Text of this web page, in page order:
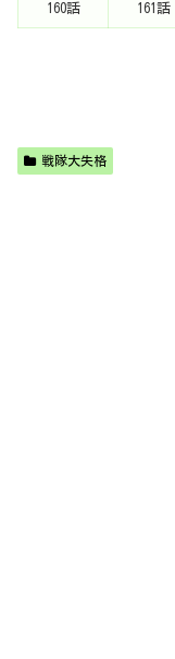
160話 161話
戦隊大失格